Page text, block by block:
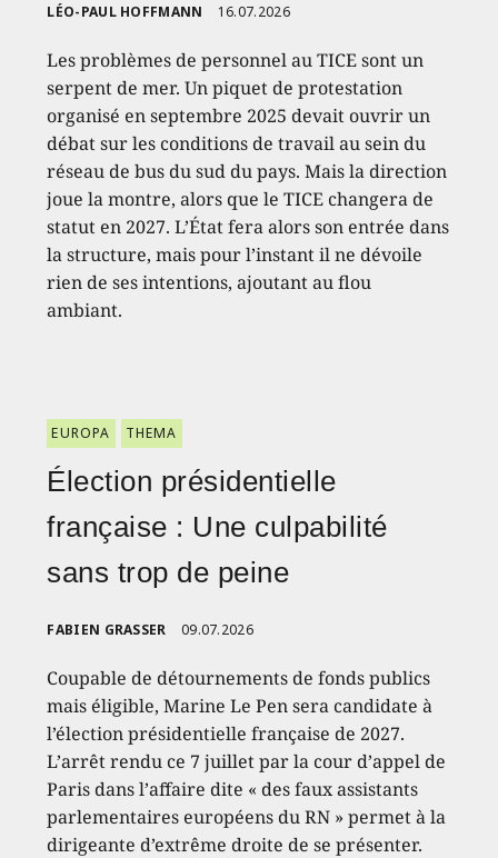
LÉO-PAUL HOFFMANN 16.07.2026
Les problèmes de personnel au TICE sont un
serpent de mer. Un piquet de protestation
organisé en septembre 2025 devait ouvrir un
débat sur les conditions de travail au sein du
réseau de bus du sud du pays. Mais la direction
joue la montre, alors que le TICE changera de
statut en 2027. L’État fera alors son entrée dans
la structure, mais pour l’instant il ne dévoile
rien de ses intentions, ajoutant au flou
ambiant.
EUROPA THEMA
Élection présidentielle
française : Une culpabilité
sans trop de peine
FABIEN GRASSER 09.07.2026
Coupable de détournements de fonds publics
mais éligible, Marine Le Pen sera candidate à
l’élection présidentielle française de 2027.
L’arrêt rendu ce 7 juillet par la cour d’appel de
Paris dans l’affaire dite « des faux assistants
parlementaires européens du RN » permet à la
dirigeante d’extrême droite de se présenter.